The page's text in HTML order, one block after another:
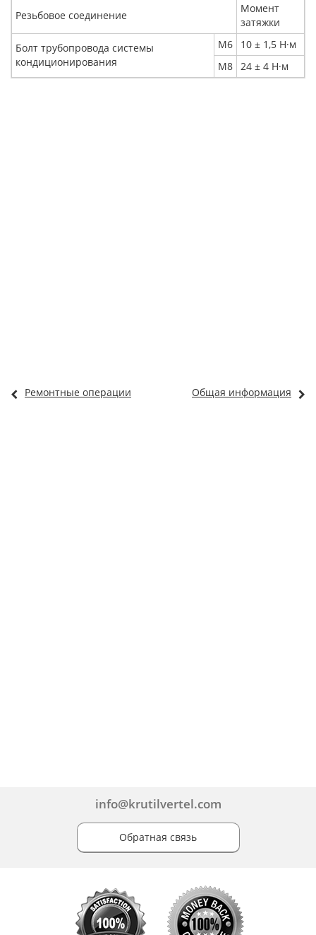
Резьбовое соединение
Момент
затяжки
Болт трубопровода системы
кондиционирования
М6
10 ± 1,5 Н·м
М8
24 ± 4 Н·м
Ремонтные операции Общая информация
info@krutilvertel.com
Обратная связь